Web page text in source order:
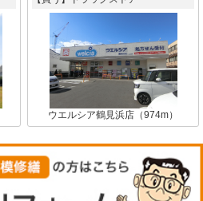
ウエルシア鶴見浜店（974m）